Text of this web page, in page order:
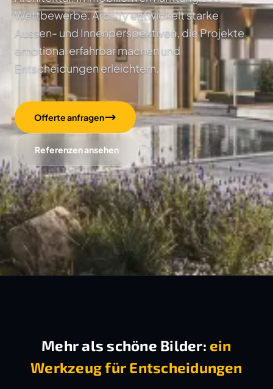
Wettbewerbe. Archify entwickelt starke
Aussen- und Innenperspektiven, die Projekte
emotional erfahrbar machen und
Entscheidungen erleichtern.
Offerte anfragen
Referenzen ansehen
Mehr als schöne Bilder: ein
Werkzeug für Entscheidungen